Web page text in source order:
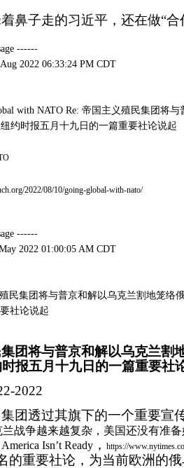
鼻子走的习近平，还在做“
------
Aug 2022 06:33:24 PM CDT
with NATO Re: 帝国主义殖民集团将
约时报五月十九日的一篇重要社论说起
2022/08/10/going-global-with-nato/
------
May 2022 01:00:05 AM CDT
民集团将与普京和解以乌克兰割地笼络
重要社论说起
团将与普京和解以乌克兰割
报五月十九日的一篇重要社
2022
团透过其旗下的一个重要宣
兰战争越来越复杂，美国还没有准备
Isn’t Ready， https://
的重要社论，为当前欧洲的